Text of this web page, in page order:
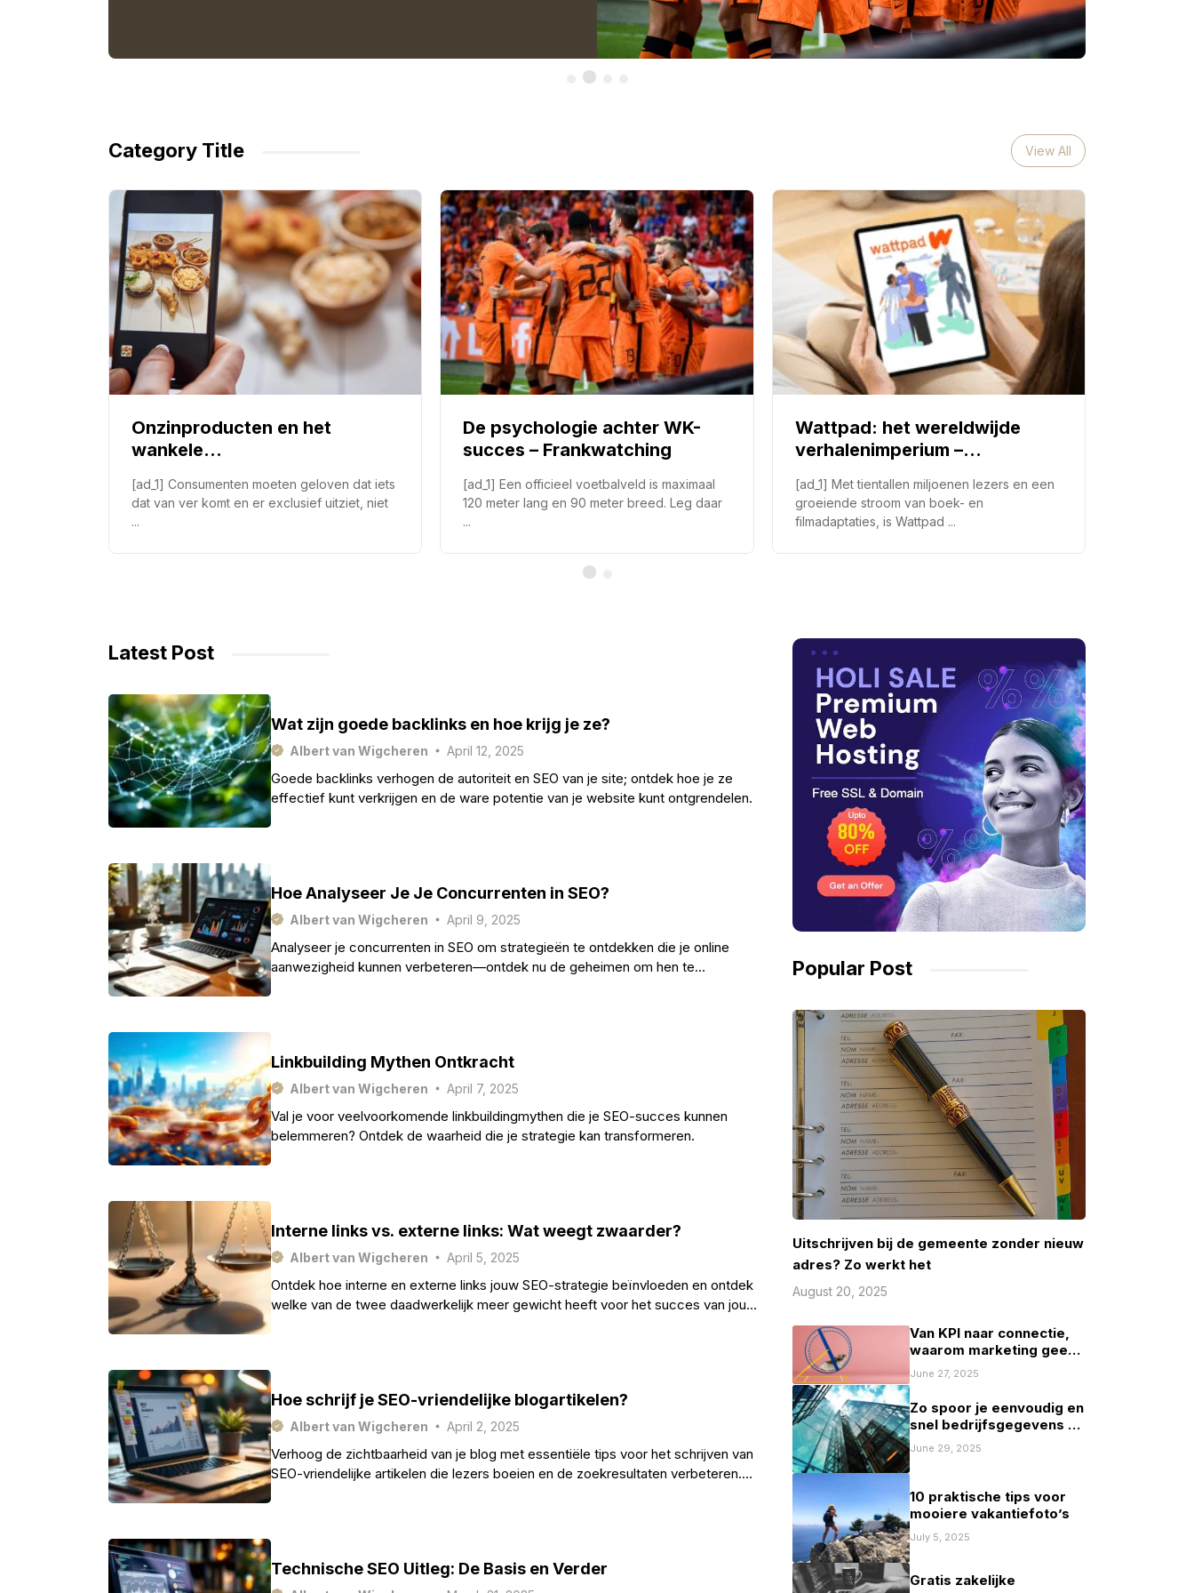
Category Title View All
Onzinproducten en het
wankele
[ad_1] Consumenten moeten geloven dat iets
dat van ver komt en er exclusief uitziet, niet
...
De psychologie achter WK-
succes – Frankwatching
[ad_1] Een officieel voetbalveld is maximaal
120 meter lang en 90 meter breed. Leg daar
...
Wattpad: het wereldwijde
verhalenimperium –
[ad_1] Met tientallen miljoenen lezers en een
groeiende stroom van boek- en
filmadaptaties, is Wattpad ...
Latest Post
Wat zijn goede backlinks en hoe krijg je ze?
Albert van Wigcheren April 12, 2025
Goede backlinks verhogen de autoriteit en SEO van je site; ontdek hoe je ze
effectief kunt verkrijgen en de ware potentie van je website kunt ontgrendelen.
Hoe Analyseer Je Je Concurrenten in SEO?
Albert van Wigcheren April 9, 2025
Analyseer je concurrenten in SEO om strategieën te ontdekken die je online
aanwezigheid kunnen verbeteren—ontdek nu de geheimen om hen te
overtreffen.
Linkbuilding Mythen Ontkracht
Albert van Wigcheren April 7, 2025
Val je voor veelvoorkomende linkbuildingmythen die je SEO-succes kunnen
belemmeren? Ontdek de waarheid die je strategie kan transformeren.
Interne links vs. externe links: Wat weegt zwaarder?
Albert van Wigcheren April 5, 2025
Ontdek hoe interne en externe links jouw SEO-strategie beïnvloeden en ontdek
welke van de twee daadwerkelijk meer gewicht heeft voor het succes van jouw
Hoe schrijf je SEO-vriendelijke blogartikelen?
Albert van Wigcheren April 2, 2025
Verhoog de zichtbaarheid van je blog met essentiële tips voor het schrijven van
SEO-vriendelijke artikelen die lezers boeien en de zoekresultaten verbeteren.
Ontdek de geheimen die hierin verborgen zijn!
Technische SEO Uitleg: De Basis en Verder
Popular Post
Uitschrijven bij de gemeente zonder nieuw
adres? Zo werkt het
August 20, 2025
Van KPI naar connectie,
waarom marketing geen
spelletje scoren mag zijn
June 27, 2025
Zo spoor je eenvoudig en
snel bedrijfsgegevens op
in Nederland
June 29, 2025
10 praktische tips voor
mooiere vakantiefoto’s
July 5, 2025
Gratis zakelijke